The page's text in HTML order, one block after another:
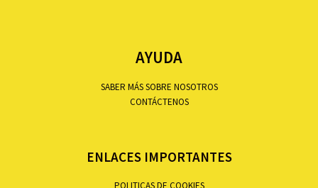
AYUDA
SABER MÁS SOBRE NOSOTROS
CONTÁCTENOS
ENLACES IMPORTANTES